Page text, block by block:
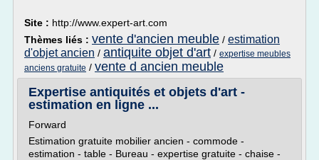
Site : http://www.expert-art.com
Thèmes liés : vente d'ancien meuble / estimation
d'objet ancien / antiquite objet d'art / expertise meubles
anciens gratuite / vente d ancien meuble
Expertise antiquités et objets d'art -
estimation en ligne ...
Forward
Estimation gratuite mobilier ancien - commode -
estimation - table - Bureau - expertise gratuite - chaise -